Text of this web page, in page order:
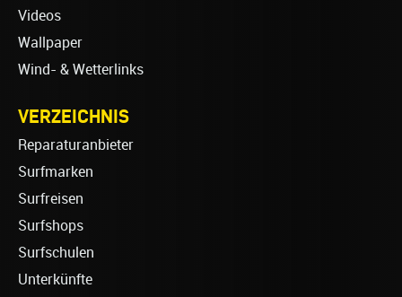
Videos
Wallpaper
Wind- & Wetterlinks
VERZEICHNIS
Reparaturanbieter
Surfmarken
Surfreisen
Surfshops
Surfschulen
Unterkünfte